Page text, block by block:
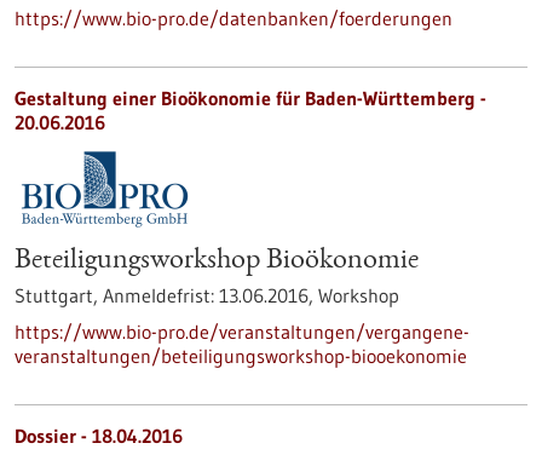
https://www.bio-pro.de/datenbanken/foerderungen
Gestaltung einer Bioökonomie für Baden-Württemberg -
20.06.2016
Beteiligungsworkshop Bioökonomie
Stuttgart, Anmeldefrist: 13.06.2016, Workshop
https://www.bio-pro.de/veranstaltungen/vergangene-
veranstaltungen/beteiligungsworkshop-biooekonomie
Dossier - 18.04.2016